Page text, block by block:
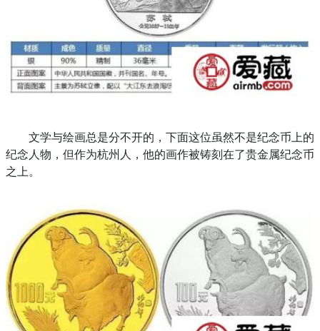
文学与绘画总是分不开的，下面这位虽然不是纪念币上的
纪念人物，但作为杭州人，他的画作被铸刻在了贵金属纪念币
之上。